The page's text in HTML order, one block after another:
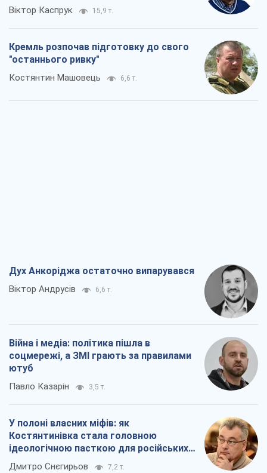
Віктор Каспрук 15,9 т.
Кремль розпочав підготовку до свого
"останнього ривку"
Костянтин Машовець 6,6 т.
Дух Анкоріджа остаточно випарувався
Віктор Андрусів 6,6 т.
Війна і медіа: політика пішла в
соцмережі, а ЗМІ грають за правилами
ютуб
Павло Казарін 3,5 т.
У полоні власних міфів: як
Костянтинівка стала головною
ідеологічною пасткою для російських
окупантів
Дмитро Снєгирьов 7,2 т.